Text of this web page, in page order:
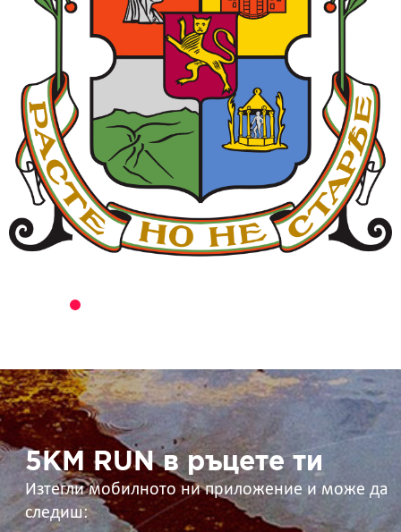
5KM
RUN
в
ръцете
ти 5KM RUN в ръцете ти
Изтегли мобилното ни приложение и може да
следиш: